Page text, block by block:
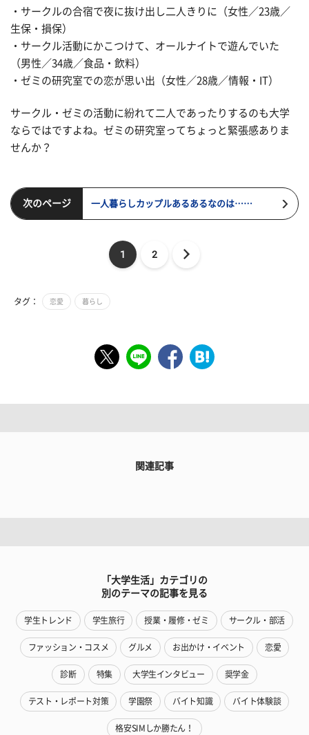
・サークルの合宿で夜に抜け出し二人きりに（女性／23歳／
生保・損保）
・サークル活動にかこつけて、オールナイトで遊んでいた
（男性／34歳／食品・飲料）
・ゼミの研究室での恋が思い出（女性／28歳／情報・IT）
サークル・ゼミの活動に紛れて二人であったりするのも大学
ならではですよね。ゼミの研究室ってちょっと緊張感ありま
せんか？
次のページ 一人暮らしカップルあるあるなのは……
1 2
タグ： 恋愛 暮らし
関連記事
「大学生活」カテゴリの
別のテーマの記事を見る
学生トレンド 学生旅行 授業・履修・ゼミ サークル・部活
ファッション・コスメ グルメ お出かけ・イベント 恋愛
診断 特集 大学生インタビュー 奨学金
テスト・レポート対策 学園祭 バイト知識 バイト体験談
格安SIMしか勝たん！